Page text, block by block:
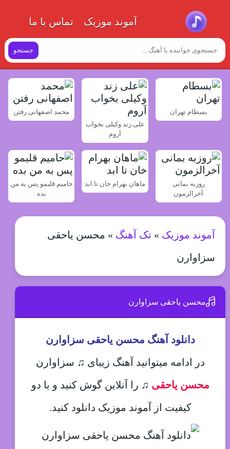
آموند موزیک تماس با ما
جستجو
بسطام تهران
علی زند وکیلی بخواب
آروم
محمد اصفهانی رفتن
روزبه بمانی
آخرالزمون
ماهان بهرام خان تا ابد
حامیم قلبمو پس به من
بده
آموند موزیک » تک آهنگ » محسن یاحقی
سزاوارن
محسن یاحقی سزاوارن
دانلود آهنگ محسن یاحقی سزاوارن
در ادامه میتوانید آهنگ زیبای ♫ سزاوارن
محسن یاحقی ♫ را آنلاین گوش کنید و با دو
کیفیت از آموند موزیک دانلود کنید.